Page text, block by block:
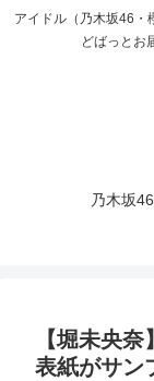
アイドル（乃木坂46・
どばっとお
乃木坂46
【堀未央
表紙がサン